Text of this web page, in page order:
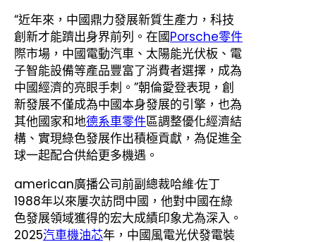
“近年來，中國鼎力發展新質生產力，科技
創新才能躋出身界前列。在國Porsche零件
際市場，中國電動汽車、太陽能光伏板、電
子智能設備等產品豐富了消費者選擇，成為
中國經濟的亮眼手刺。”朝倫愛登表現，創
新發展不僅成為中國本身發展的引擎，也為
其他國家和地德系車零件區調整優化經濟結
構、實現綠色發展作出積極貢獻，為促進全
球一起配合供給更多機遇。
american廣播公司前副總裁哈維·佐丁
1988年以來屢次訪問中國，他對中國在綠
色發展領域獲得的宏大成績印象尤為深入。
2025汽車機油芯年，中國風電光伏發電裝